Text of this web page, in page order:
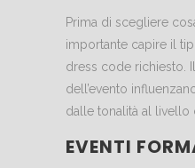
Prima di scegliere
importante capire il
dress code richiesto.
dell’evento
dalle tonalità al livello
EVENTI